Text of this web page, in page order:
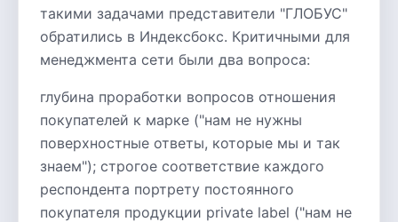
такими задачами представители "ГЛОБУС"
обратились в Индексбокс. Критичными для
менеджмента сети были два вопроса:
глубина проработки вопросов отношения
покупателей к марке ("нам не нужны
поверхностные ответы, которые мы и так
знаем"); строгое соответствие каждого
респондента портрету постоянного
покупателя продукции private label ("нам не